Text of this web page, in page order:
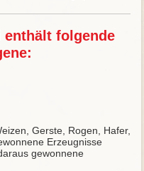
enthält folgende
Gerste, Rogen, Hafer,
Erzeugnisse
gewonnene